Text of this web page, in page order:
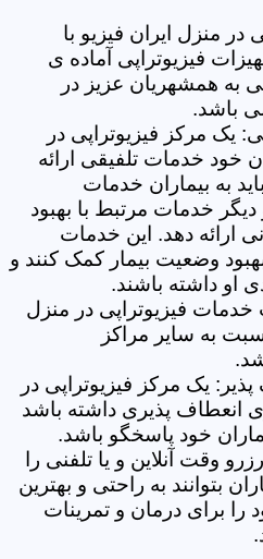
منزل ایران فیزیو با
فیزیوتراپی آماده ی
به همشهریان عزیز در
باشد.
یک مرکز فیزیوتراپی در
خود خدمات تلفیقی ارائه
به بیماران خدمات
دیگر خدمات مرتبط با بهبود
دهد. این خدمات
وضعیت بیمار کمک کنند و
او داشته باشند.
فیزیوتراپی در منزل
به سایر مراکز
یک مرکز فیزیوتراپی در
انعطاف پذیری داشته باشد
خود پاسخگو باشد.
وقت آنلاین و یا تلفنی را
بتوانند به راحتی و بهترین
برای درمان و تمرینات